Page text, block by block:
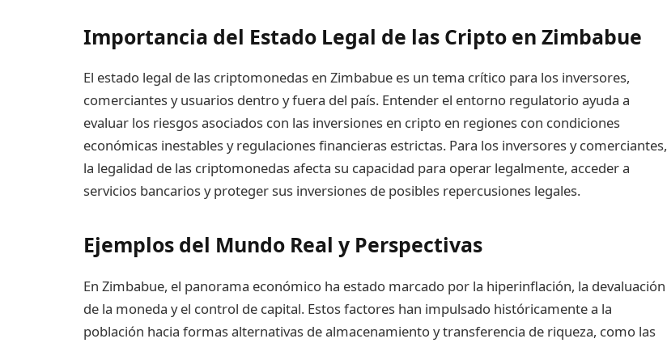
Importancia del Estado Legal de las Cripto en Zimbabue
El estado legal de las criptomonedas en Zimbabue es un tema crítico para los inversores,
comerciantes y usuarios dentro y fuera del país. Entender el entorno regulatorio ayuda a
evaluar los riesgos asociados con las inversiones en cripto en regiones con condiciones
económicas inestables y regulaciones financieras estrictas. Para los inversores y comerciantes,
la legalidad de las criptomonedas afecta su capacidad para operar legalmente, acceder a
servicios bancarios y proteger sus inversiones de posibles repercusiones legales.
Ejemplos del Mundo Real y Perspectivas
En Zimbabue, el panorama económico ha estado marcado por la hiperinflación, la devaluación
de la moneda y el control de capital. Estos factores han impulsado históricamente a la
población hacia formas alternativas de almacenamiento y transferencia de riqueza, como las